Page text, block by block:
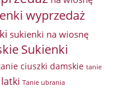
wyprzedaż
sukienki na wiosnę
Sukienki
ciuszki damskie tanie
Tanie ubrania